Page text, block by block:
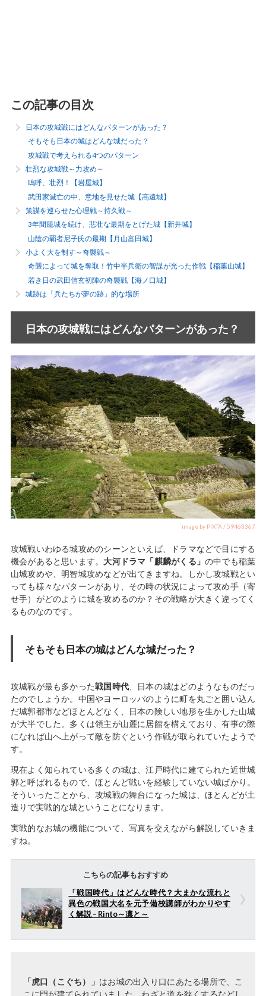
この記事の目次
日本の攻城戦にはどんなパターンがあった？
そもそも日本の城はどんな城だった？
攻城戦で考えられる4つのパターン
壮烈な攻城戦～力攻め～
嗚呼、壮烈！【岩屋城】
武田家滅亡の中、意地を見せた城【高遠城】
策謀を巡らせた心理戦～持久戦～
3年間籠城を続け、悲壮な最期をとげた城【新井城】
山陰の覇者尼子氏の最期【月山富田城】
小よく大を制す～奇襲戦～
奇襲によって城を奪取！竹中半兵衛の智謀が光った作戦【稲葉山城】
若き日の武田信玄初陣の奇襲戦【海ノ口城】
城跡は「兵たちが夢の跡」的な場所
日本の攻城戦にはどんなパターンがあった？
image by PIXTA / 59463367
攻城戦いわゆる城攻めのシーンといえば、ドラマなどで目にする
機会があると思います。 大河ドラマ「麒麟がくる」 の中でも稲葉
山城攻めや、明智城攻めなどが出てきますね。しかし攻城戦とい
っても様々なパターンがあり、その時の状況によって攻め手（寄
せ手）がどのように城を攻めるのか？その戦略が大きく違ってく
るものなのです。
そもそも日本の城はどんな城だった？
攻城戦が最も多かった戦国時代、日本の城はどのようなものだっ
たのでしょうか。中国やヨーロッパのように町を丸ごと囲い込ん
だ城郭都市などほとんどなく、日本の険しい地形を生かした山城
が大半でした。多くは領主が山麓に居館を構えており、有事の際
になれば山へ上がって敵を防ぐという作戦が取られていたようで
す。
現在よく知られている多くの城は、江戸時代に建てられた近世城
郭と呼ばれるもので、ほとんど戦いを経験していない城ばかり。
そういったことから、攻城戦の舞台になった城は、ほとんどが土
造りで実戦的な城ということになります。
実戦的なお城の機能について、写真を交えながら解説していきま
すね。
こちらの記事もおすすめ
「戦国時代」はどんな時代？大まかな流れと
異色の戦国大名を元予備校講師がわかりやす
く解説 – Rinto～凛と～
「虎口（こぐち）」 はお城の出入り口にあたる場所で、こ